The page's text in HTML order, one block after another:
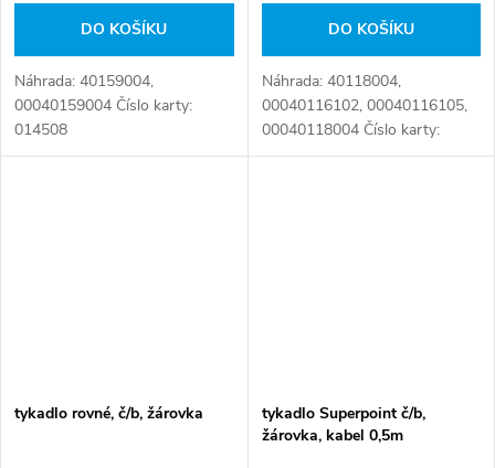
DO KOŠÍKU
Náhrada: 40159004,
00040159004 Číslo karty:
014508
DO KOŠÍKU
Náhrada: 40118004,
00040116102, 00040116105,
00040118004 Číslo karty:
001234
tykadlo rovné, č/b, žárovka
tykadlo Superpoint č/b,
žárovka, kabel 0,5m